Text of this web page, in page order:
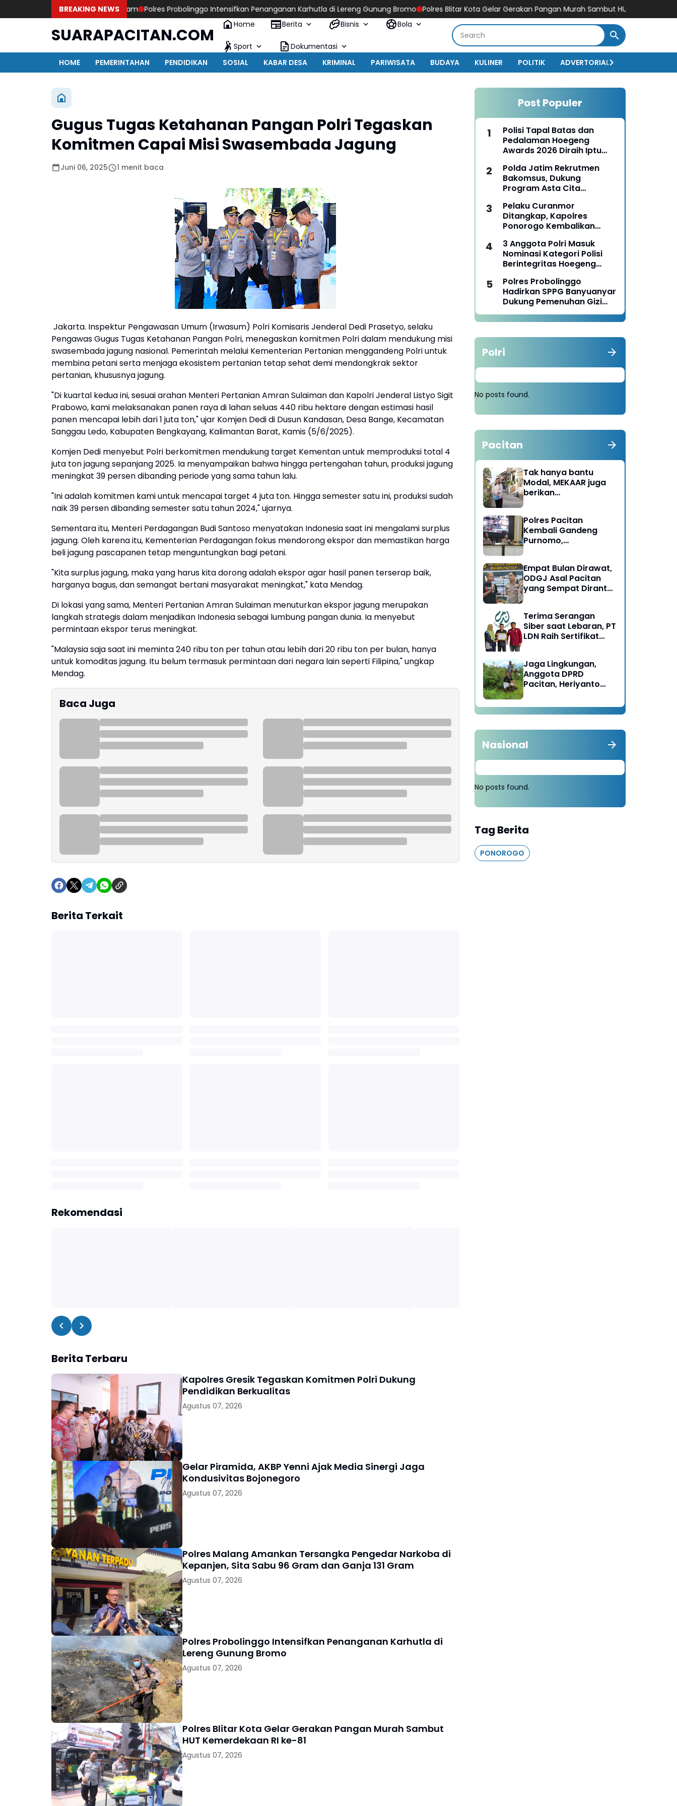
BREAKING NEWS
Gram dan Ganja 131 Gram Polres Probolinggo Intensifkan Penanganan Karhutla di Lereng Gunung Bromo Polres Blitar Kota Gelar Gerakan Pangan Murah Sambut HUT Kemerdekaan RI ke-
SUARAPACITAN.COM
Home Berita Bisnis Bola
Sport
Dokumentasi
HOME
PEMERINTAHAN PENDIDIKAN SOSIAL KABAR DESA KRIMINAL PARIWISATA BUDAYA KULINER POLITIK ADVERTORIAL
Gugus Tugas Ketahanan Pangan Polri Tegaskan
Komitmen Capai Misi Swasembada Jagung
Juni 06, 2025 1 menit baca
Jakarta. Inspektur Pengawasan Umum (Irwasum) Polri Komisaris Jenderal Dedi Prasetyo, selaku
Pengawas Gugus Tugas Ketahanan Pangan Polri, menegaskan komitmen Polri dalam mendukung misi
swasembada jagung nasional. Pemerintah melalui Kementerian Pertanian menggandeng Polri untuk
membina petani serta menjaga ekosistem pertanian tetap sehat demi mendongkrak sektor
pertanian, khususnya jagung.
"Di kuartal kedua ini, sesuai arahan Menteri Pertanian Amran Sulaiman dan Kapolri Jenderal Listyo Sigit
Prabowo, kami melaksanakan panen raya di lahan seluas 440 ribu hektare dengan estimasi hasil
panen mencapai lebih dari 1 juta ton," ujar Komjen Dedi di Dusun Kandasan, Desa Bange, Kecamatan
Sanggau Ledo, Kabupaten Bengkayang, Kalimantan Barat, Kamis (5/6/2025).
Komjen Dedi menyebut Polri berkomitmen mendukung target Kementan untuk memproduksi total 4
juta ton jagung sepanjang 2025. Ia menyampaikan bahwa hingga pertengahan tahun, produksi jagung
meningkat 39 persen dibanding periode yang sama tahun lalu.
"Ini adalah komitmen kami untuk mencapai target 4 juta ton. Hingga semester satu ini, produksi sudah
naik 39 persen dibanding semester satu tahun 2024," ujarnya.
Sementara itu, Menteri Perdagangan Budi Santoso menyatakan Indonesia saat ini mengalami surplus
jagung. Oleh karena itu, Kementerian Perdagangan fokus mendorong ekspor dan memastikan harga
beli jagung pascapanen tetap menguntungkan bagi petani.
"Kita surplus jagung, maka yang harus kita dorong adalah ekspor agar hasil panen terserap baik,
harganya bagus, dan semangat bertani masyarakat meningkat," kata Mendag.
Di lokasi yang sama, Menteri Pertanian Amran Sulaiman menuturkan ekspor jagung merupakan
langkah strategis dalam menjadikan Indonesia sebagai lumbung pangan dunia. Ia menyebut
permintaan ekspor terus meningkat.
"Malaysia saja saat ini meminta 240 ribu ton per tahun atau lebih dari 20 ribu ton per bulan, hanya
untuk komoditas jagung. Itu belum termasuk permintaan dari negara lain seperti Filipina," ungkap
Mendag.
Baca Juga
Berita Terkait
Rekomendasi
Berita Terbaru
Kapolres Gresik Tegaskan Komitmen Polri Dukung
Pendidikan Berkualitas
Agustus 07, 2026
Gelar Piramida, AKBP Yenni Ajak Media Sinergi Jaga
Kondusivitas Bojonegoro
Agustus 07, 2026
Polres Malang Amankan Tersangka Pengedar Narkoba di
Kepanjen, Sita Sabu 96 Gram dan Ganja 131 Gram
Agustus 07, 2026
Polres Probolinggo Intensifkan Penanganan Karhutla di
Lereng Gunung Bromo
Agustus 07, 2026
Polres Blitar Kota Gelar Gerakan Pangan Murah Sambut
HUT Kemerdekaan RI ke-81
Agustus 07, 2026
Post Populer
Polisi Tapal Batas dan
Pedalaman Hoegeng
Awards 2026 Diraih Iptu
Pengabdian Humanis di
Nduga
Polda Jatim Rekrutmen
Bakomsus, Dukung
Program Asta Cita
Pelaku Curanmor
Ditangkap, Kapolres
Ponorogo Kembalikan
3 Anggota Polri Masuk
Nominasi Kategori Polisi
Berintegritas Hoegeng
Polres Probolinggo
Hadirkan SPPG Banyuanyar
Dukung Pemenuhan Gizi
Nasional
Polri
No posts found.
Pacitan
Tak hanya bantu
Modal, MEKAAR juga
berikan
Dapur Tetap Ngebul
Polres Pacitan
Kembali Gandeng
Purnomo,
Rehabilitasi
Empat Bulan Dirawat,
ODGJ Asal Pacitan
yang Sempat Dirantai
Terima Serangan
Siber saat Lebaran, PT
LDN Raih Sertifikat
Karesidenan Madiun
Raya
Jaga Lingkungan,
Anggota DPRD
Pacitan, Heriyanto
Tebang 100 Pohon
diganti Tanam 1000
Nasional
No posts found.
Tag Berita
PONOROGO